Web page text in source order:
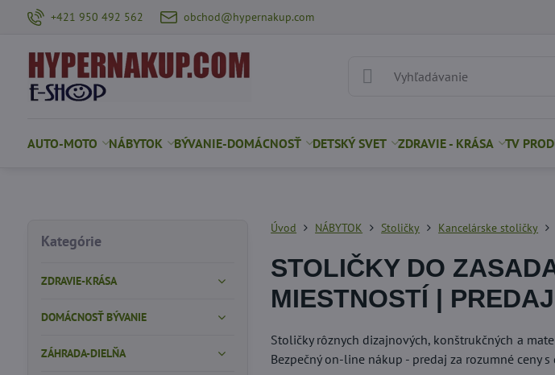
+421 950 492 562 obchod@hypernakup.com
AUTO-MOTO NÁBYTOK BÝVANIE-DOMÁCNOSŤ DETSKÝ SVET ZDRAVIE - KRÁSA TV
Úvod NÁBYTOK Stoličky Kancelárske stoličky
STOLIČKY DO
MIESTNOSTÍ | PREDAJ
Stoličky rôznych dizajnových, konštrukčných a
Bezpečný on-line nákup - predaj za rozumné ceny
Kategórie
ZDRAVIE-KRÁSA
DOMÁCNOSŤ BÝVANIE
ZÁHRADA-DIELŇA